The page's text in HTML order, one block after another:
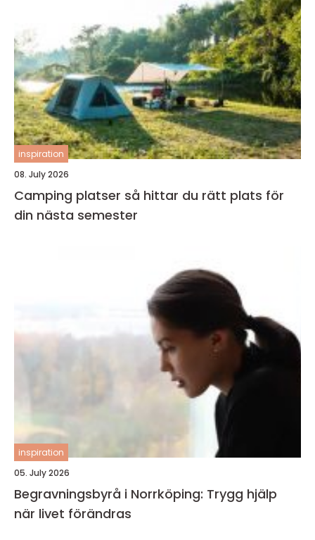
inspiration
08. July 2026
Camping platser så hittar du rätt plats för
din nästa semester
inspiration
05. July 2026
Begravningsbyrå i Norrköping: Trygg hjälp
när livet förändras